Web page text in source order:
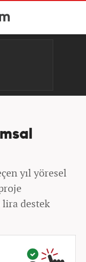
yıl yöresel
lira destek